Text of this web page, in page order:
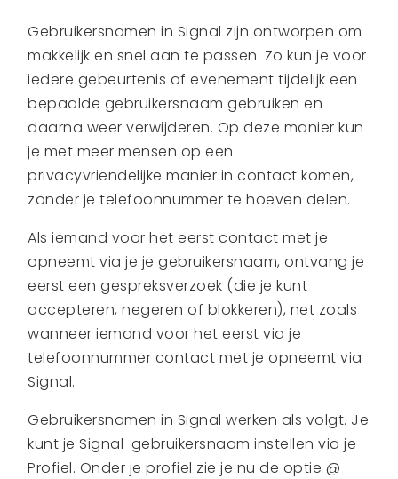
Gebruikersnamen in Signal zijn ontworpen om
makkelijk en snel aan te passen. Zo kun je voor
iedere gebeurtenis of evenement tijdelijk een
bepaalde gebruikersnaam gebruiken en
daarna weer verwijderen. Op deze manier kun
je met meer mensen op een
privacyvriendelijke manier in contact komen,
zonder je telefoonnummer te hoeven delen.
Als iemand voor het eerst contact met je
opneemt via je je gebruikersnaam, ontvang je
eerst een gespreksverzoek (die je kunt
accepteren, negeren of blokkeren), net zoals
wanneer iemand voor het eerst via je
telefoonnummer contact met je opneemt via
Signal.
Gebruikersnamen in Signal werken als volgt. Je
kunt je Signal-gebruikersnaam instellen via je
Profiel. Onder je profiel zie je nu de optie @